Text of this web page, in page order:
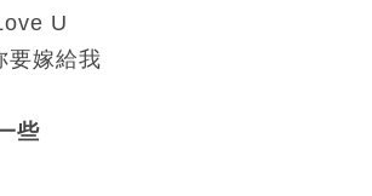
U
要嫁給我
些